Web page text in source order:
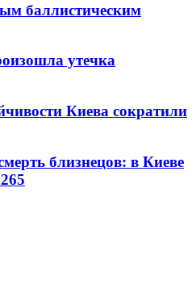
баллистическим
утечка
Киева сократили
близнецов: в Киеве
265